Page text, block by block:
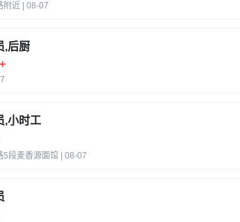
附近 | 08-07
,后厨
,小时工
5段麦香源面馆 | 08-07